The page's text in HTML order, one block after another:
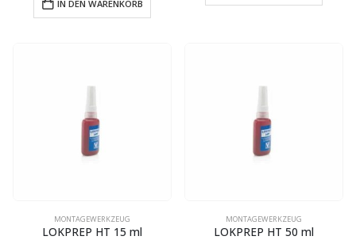
IN DEN WARENKORB
MONTAGEWERKZEUG
LOKPREP HT 15 ml
MONTAGEWERKZEUG
LOKPREP HT 50 ml